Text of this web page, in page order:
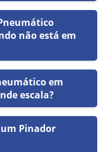
não está em
em
escala?
Pinador